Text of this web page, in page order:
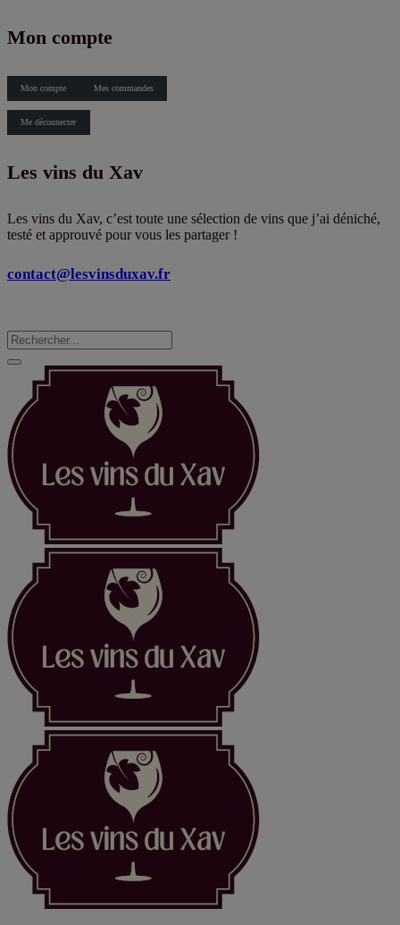
Mon compte
Mon compte Mes commandes
Me déconnecter
Les vins du Xav
Les vins du Xav, c’est toute une sélection de vins que j’ai déniché,
testé et approuvé pour vous les partager !
contact@lesvinsduxav.fr